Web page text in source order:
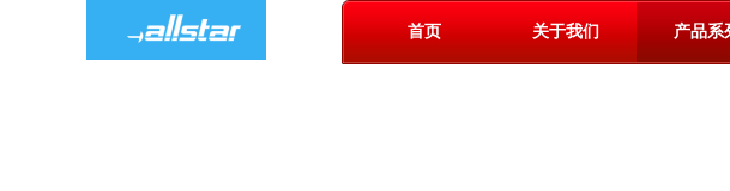
首页 关于我们 产品系